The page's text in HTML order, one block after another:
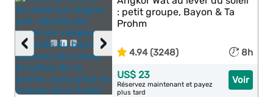
›
‹
: petit groupe, Bayon & Ta
Prohm
4.94 (3248) 8h
Voir
US$ 23
Réservez maintenant et payez
plus tard